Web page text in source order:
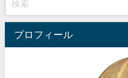
プロフィール